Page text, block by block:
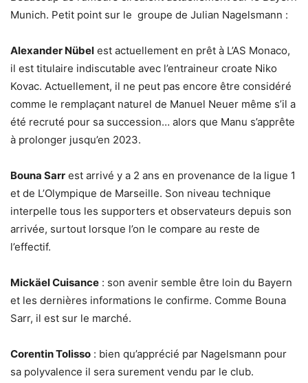
Munich. Petit point sur le groupe de Julian Nagelsmann :
Alexander Nübel est actuellement en prêt à L’AS Monaco,
il est titulaire indiscutable avec l’entraineur croate Niko
Kovac. Actuellement, il ne peut pas encore être considéré
comme le remplaçant naturel de Manuel Neuer même s’il a
été recruté pour sa succession… alors que Manu s’apprête
à prolonger jusqu’en 2023.
Bouna Sarr est arrivé y a 2 ans en provenance de la ligue 1
et de L’Olympique de Marseille. Son niveau technique
interpelle tous les supporters et observateurs depuis son
arrivée, surtout lorsque l’on le compare au reste de
l’effectif.
Mickäel Cuisance : son avenir semble être loin du Bayern
et les dernières informations le confirme. Comme Bouna
Sarr, il est sur le marché.
Corentin Tolisso : bien qu’apprécié par Nagelsmann pour
sa polyvalence il sera surement vendu par le club.